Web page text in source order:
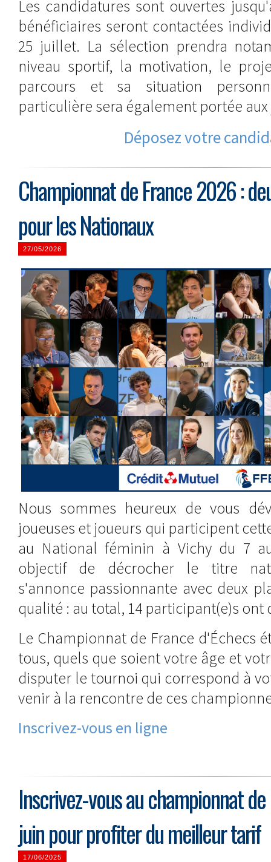
Les candidatures sont ouvertes
bénéficiaires seront contactées
25 juillet. La sélection prendra
niveau sportif, la motivation, le
parcours et sa situation
particulière sera également portée
Déposez votre
Championnat de France 2026 :
pour les Nationaux
27/05/2026
Nous sommes heureux de vous
joueuses et joueurs qui participent
au National féminin à Vichy du 7
objectif de décrocher le titre
s'annonce passionnante avec deux
qualité : au total, 14 participant(e)s ont
Le Championnat de France d'Échecs
tous, quels que soient votre âge et
disputer le tournoi qui correspond à
venir à la rencontre de ces
Inscrivez-vous en ligne
Inscrivez-vous au championnat
juin pour profiter du meilleur tarif
17/06/2025